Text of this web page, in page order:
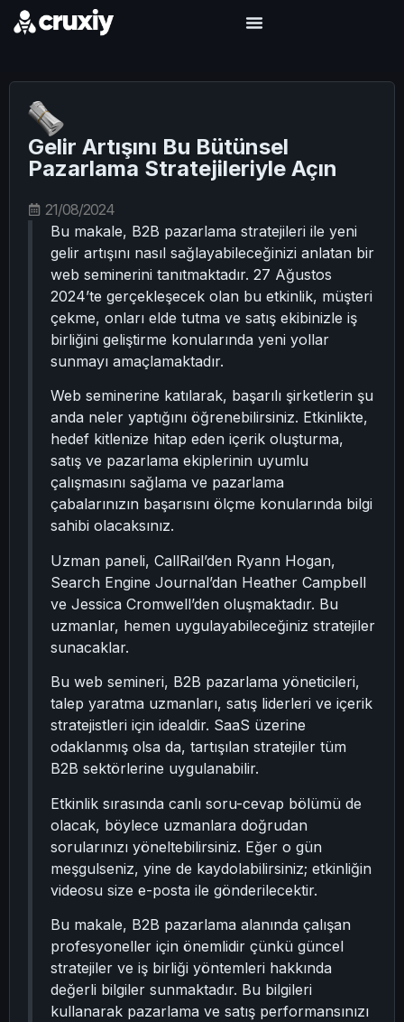
Gelir Artışını Bu Bütünsel
Pazarlama Stratejileriyle Açın
21/08/2024
Bu makale, B2B pazarlama stratejileri ile yeni
gelir artışını nasıl sağlayabileceğinizi anlatan bir
web seminerini tanıtmaktadır. 27 Ağustos
2024’te gerçekleşecek olan bu etkinlik, müşteri
çekme, onları elde tutma ve satış ekibinizle iş
birliğini geliştirme konularında yeni yollar
sunmayı amaçlamaktadır.
Web seminerine katılarak, başarılı şirketlerin şu
anda neler yaptığını öğrenebilirsiniz. Etkinlikte,
hedef kitlenize hitap eden içerik oluşturma,
satış ve pazarlama ekiplerinin uyumlu
çalışmasını sağlama ve pazarlama
çabalarınızın başarısını ölçme konularında bilgi
sahibi olacaksınız.
Uzman paneli, CallRail’den Ryann Hogan,
Search Engine Journal’dan Heather Campbell
ve Jessica Cromwell’den oluşmaktadır. Bu
uzmanlar, hemen uygulayabileceğiniz stratejiler
sunacaklar.
Bu web semineri, B2B pazarlama yöneticileri,
talep yaratma uzmanları, satış liderleri ve içerik
stratejistleri için idealdir. SaaS üzerine
odaklanmış olsa da, tartışılan stratejiler tüm
B2B sektörlerine uygulanabilir.
Etkinlik sırasında canlı soru-cevap bölümü de
olacak, böylece uzmanlara doğrudan
sorularınızı yöneltebilirsiniz. Eğer o gün
meşgulseniz, yine de kaydolabilirsiniz; etkinliğin
videosu size e-posta ile gönderilecektir.
Bu makale, B2B pazarlama alanında çalışan
profesyoneller için önemlidir çünkü güncel
stratejiler ve iş birliği yöntemleri hakkında
değerli bilgiler sunmaktadır. Bu bilgileri
kullanarak pazarlama ve satış performansınızı